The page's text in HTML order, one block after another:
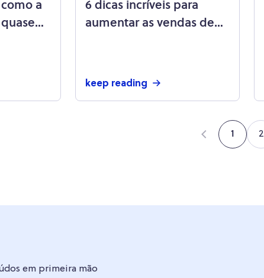
como a
6 dicas incríveis para
aumentar as vendas de
keep reading
1 2
em primeira mão